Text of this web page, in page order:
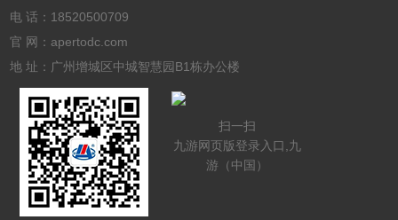
电 话： 18520500709
官 网：apertodc.com
地 址：广州增城区中城智慧园B1栋办公楼
扫一扫
九游网页版登录入口,九
游（中国）